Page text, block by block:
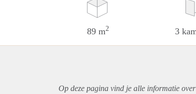
89 m2 3
Op deze pagina vind je alle informatie